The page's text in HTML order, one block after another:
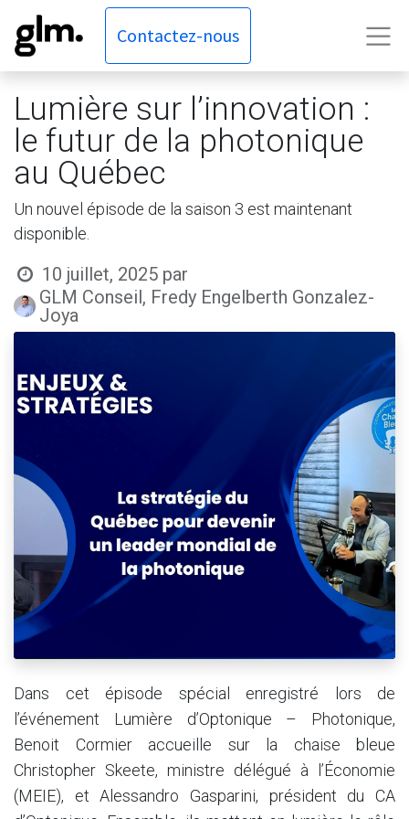
Contactez-nous
Lumière sur l’innovation :
le futur de la photonique
au Québec
Un nouvel épisode de la saison 3 est maintenant
disponible.
10 juillet, 2025 par
GLM Conseil, Fredy Engelberth Gonzalez-
Joya
Dans cet épisode spécial enregistré lors de
l’événement Lumière d’Optonique – Photonique,
Benoit Cormier accueille sur la chaise bleue
Christopher Skeete, ministre délégué à l’Économie
(MEIE), et Alessandro Gasparini, président du CA